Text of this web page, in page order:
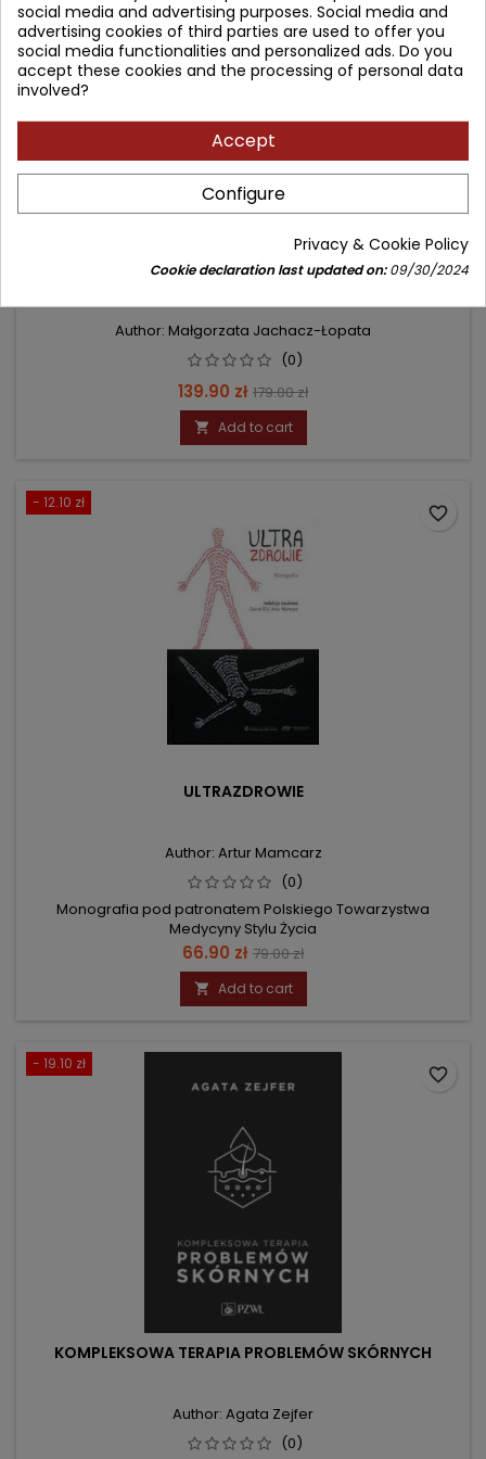
ROZEJŚCIE MIĘŚNIA PROSTEGO BRZUCHA
Author: Małgorzata Jachacz-Łopata
(0)
Price
139.90 zł Regular
price
179.00 zł
 Add to cart
- 12.10 zł
ULTRAZDROWIE
Author: Artur Mamcarz
(0)
Monografia pod patronatem Polskiego Towarzystwa
Medycyny Stylu Życia
Price
66.90 zł Regular
price
79.00 zł
 Add to cart
favorite_border
- 19.10 zł
KOMPLEKSOWA TERAPIA PROBLEMÓW SKÓRNYCH
Author: Agata Zejfer
(0)
favorite_border
social media and advertising purposes. Social media and
advertising cookies of third parties are used to offer you
social media functionalities and personalized ads. Do you
accept these cookies and the processing of personal data
involved?
Accept
Configure
Privacy & Cookie Policy
Cookie declaration last updated on:09/30/2024